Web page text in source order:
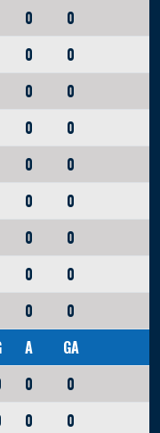
0
0
0
0
0
0
0
0
0
0
0
0
0
0
0
0
0
0
A
GA
0
0
0
0